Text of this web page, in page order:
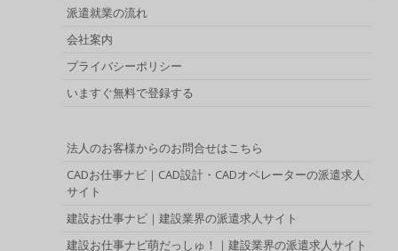
派遣就業の流れ
会社案内
プライバシーポリシー
いますぐ無料で登録する
法人のお客様からのお問合せはこちら
CADお仕事ナビ｜CAD設計・CADオペレーターの派遣求人
サイト
建設お仕事ナビ｜建設業界の派遣求人サイト
建設お仕事ナビ萌だっしゅ！｜建設業界の派遣求人サイト